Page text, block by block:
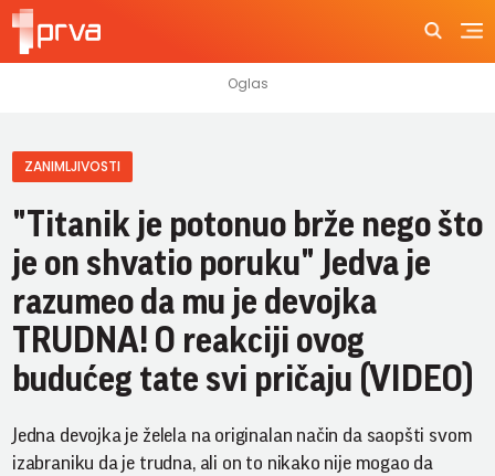
ZANIMLJIVOSTI
"Titanik je potonuo brže nego što
je on shvatio poruku" Jedva je
razumeo da mu je devojka
TRUDNA! O reakciji ovog
budućeg tate svi pričaju (VIDEO)
Jedna devojka je želela na originalan način da saopšti svom
izabraniku da je trudna, ali on to nikako nije mogao da